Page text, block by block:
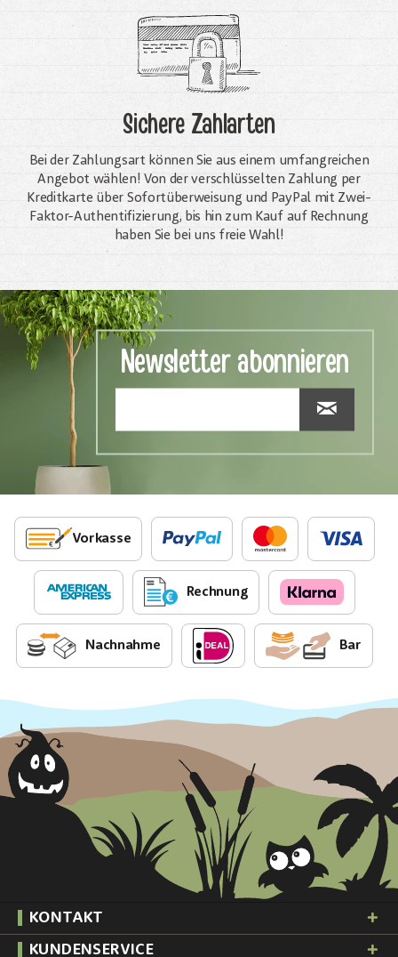
Sichere Zahlarten
Bei der Zahlungsart können Sie aus einem umfangreichen
Angebot wählen! Von der verschlüsselten Zahlung per
Kreditkarte über Sofortüberweisung und PayPal mit Zwei-
Faktor-Authentifizierung, bis hin zum Kauf auf Rechnung
haben Sie bei uns freie Wahl!
Newsletter abonnieren
Vorkasse
Rechnung
Nachnahme Bar
KONTAKT
KUNDENSERVICE